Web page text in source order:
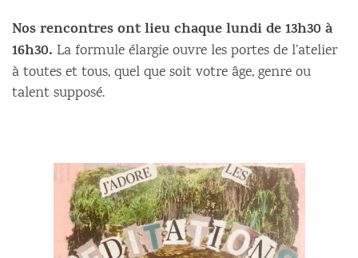
Nos rencontres ont lieu chaque lundi de 13h30 à
16h30. La formule élargie ouvre les portes de l’atelier
à toutes et tous, quel que soit votre âge, genre ou
talent supposé.